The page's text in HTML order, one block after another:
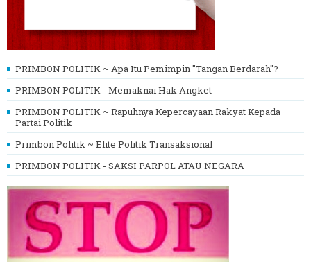
PRIMBON POLITIK ~ Apa Itu Pemimpin "Tangan Berdarah"?
PRIMBON POLITIK - Memaknai Hak Angket
PRIMBON POLITIK ~ Rapuhnya Kepercayaan Rakyat Kepada
Partai Politik
Primbon Politik ~ Elite Politik Transaksional
PRIMBON POLITIK - SAKSI PARPOL ATAU NEGARA